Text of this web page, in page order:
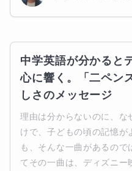
中学英語が分かると
心に響く。「二ペン
しさのメッセージ
理由は分からないのに、な
けで、子どもの頃の記憶
も、そんな一曲があるので
てその一曲は、ディズニ